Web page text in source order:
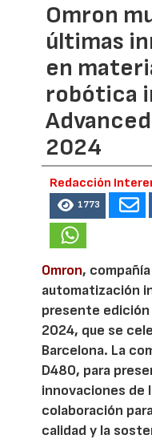
Omron
últimas
en
robótica
2024
Redacción
1773
Omron,
automatización
presente
2024, que se
Barcelona. La
D480, para
innovaciones de
colaboración
calidad y la